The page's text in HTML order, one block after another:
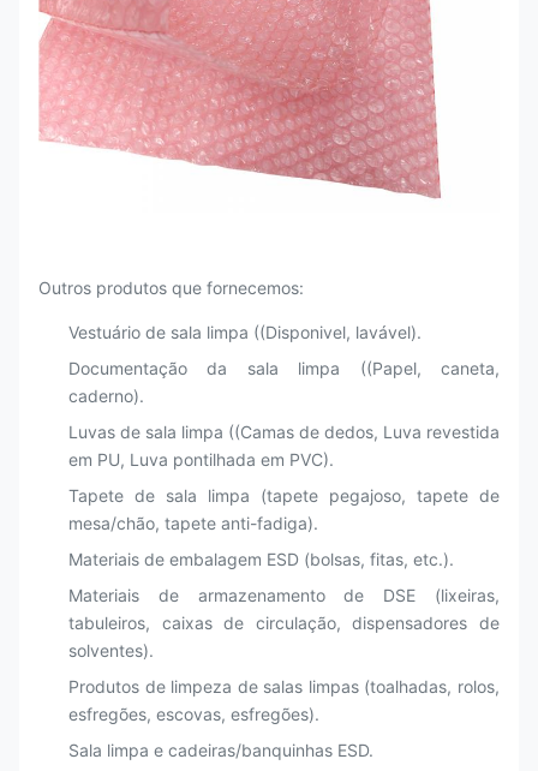
Outros produtos que fornecemos:
Vestuário de sala limpa ((Disponivel, lavável).
Documentação da sala limpa ((Papel, caneta,
caderno).
Luvas de sala limpa ((Camas de dedos, Luva revestida
em PU, Luva pontilhada em PVC).
Tapete de sala limpa (tapete pegajoso, tapete de
mesa/chão, tapete anti-fadiga).
Materiais de embalagem ESD (bolsas, fitas, etc.).
Materiais de armazenamento de DSE (lixeiras,
tabuleiros, caixas de circulação, dispensadores de
solventes).
Produtos de limpeza de salas limpas (toalhadas, rolos,
esfregões, escovas, esfregões).
Sala limpa e cadeiras/banquinhas ESD.